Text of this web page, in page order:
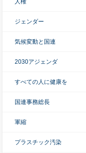
人権
ジェンダー
気候変動と国連
2030アジェンダ
すべての人に健康を
国連事務総長
軍縮
プラスチック汚染